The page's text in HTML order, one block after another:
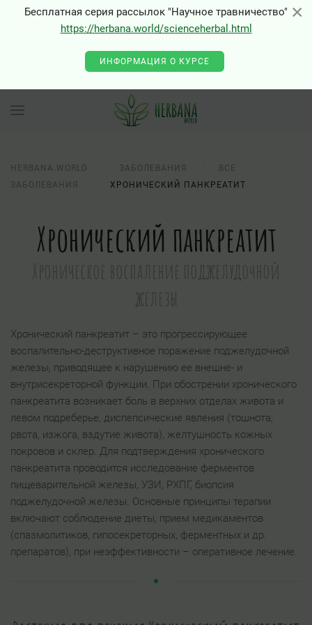
×
Бесплатная серия рассылок "Научное травничество"
https://herbana.world/scienceherbal.html
ИНФОРМАЦИЯ О КУРСЕ
HERBANA.WORLD ЗАБОЛЕВАНИЯ
ВСЕ
ЗАБОЛЕВАНИЯ
ХРОНИЧЕСКИЙ ПАНКРЕАТИТ
Хронический панкреатит
Хроническое воспаление поджелудочной
железы
Хронический панкреатит – это прогрессирующее
воспалительно-деструктивное поражение поджелудочной
железы, приводящее к нарушению ее внешне- и
внутрисекреторной функции. При обострении хронического
панкреатита возникает боль в верхних отделах живота и
левом подреберье, диспепсические явления (тошнота,
рвота, изжога, вздутие живота), желтушность кожных
покровов и склер. Для подтверждения хронического
панкреатита проводится исследование ферментов
пищеварительной железы, УЗИ, РХПГ, биопсия
поджелудочной железы. Основные принципы терапии
включают соблюдение диеты, прием медикаментов
(спазмолитиков, гипосекреторных, ферментных и др.
препаратов), при неэффективности – оперативное лечение.
×
0 - Class "Joomla\Input\Json" not found